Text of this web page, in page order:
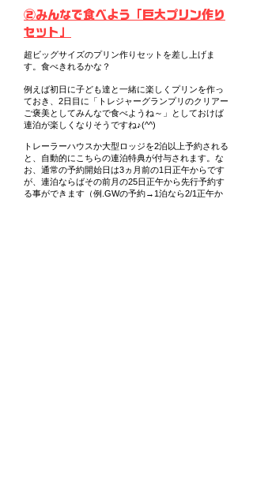
②みんなで食べよう「巨大プリン作り
セット」
超ビッグサイズのプリン作りセットを差し上げま
す。食べきれるかな？
例えば初日に子ども達と一緒に楽しくプリンを作っ
ておき、2日目に「トレジャーグランプリのクリアー
ご褒美としてみんなで食べようね～」としておけば
連泊が楽しくなりそうですね♪(^^)
トレーラーハウスか大型ロッジを2泊以上予約される
と、自動的にこちらの連泊特典が付与されます。な
お、通常の予約開始日は3ヵ月前の1日正午からです
が、連泊ならばその前月の25日正午から先行予約す
る事ができます（例.GWの予約→1泊なら2/1正午か